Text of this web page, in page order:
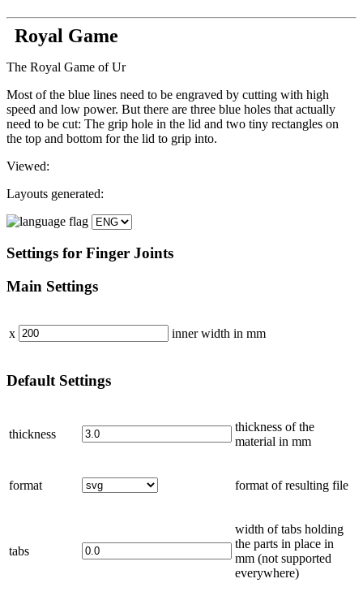
Royal Game
The Royal Game of Ur
Most of the blue lines need to be engraved by cutting with high
speed and low power. But there are three blue holes that actually
need to be cut: The grip hole in the lid and two tiny rectangles on
the top and bottom for the lid to grip into.
Viewed:
Layouts generated:
Settings for Finger Joints
Main Settings
x inner width in mm
Default Settings
thickness
thickness of the
material in mm
format format of resulting file
tabs
width of tabs holding
the parts in place in
mm (not supported
everywhere)